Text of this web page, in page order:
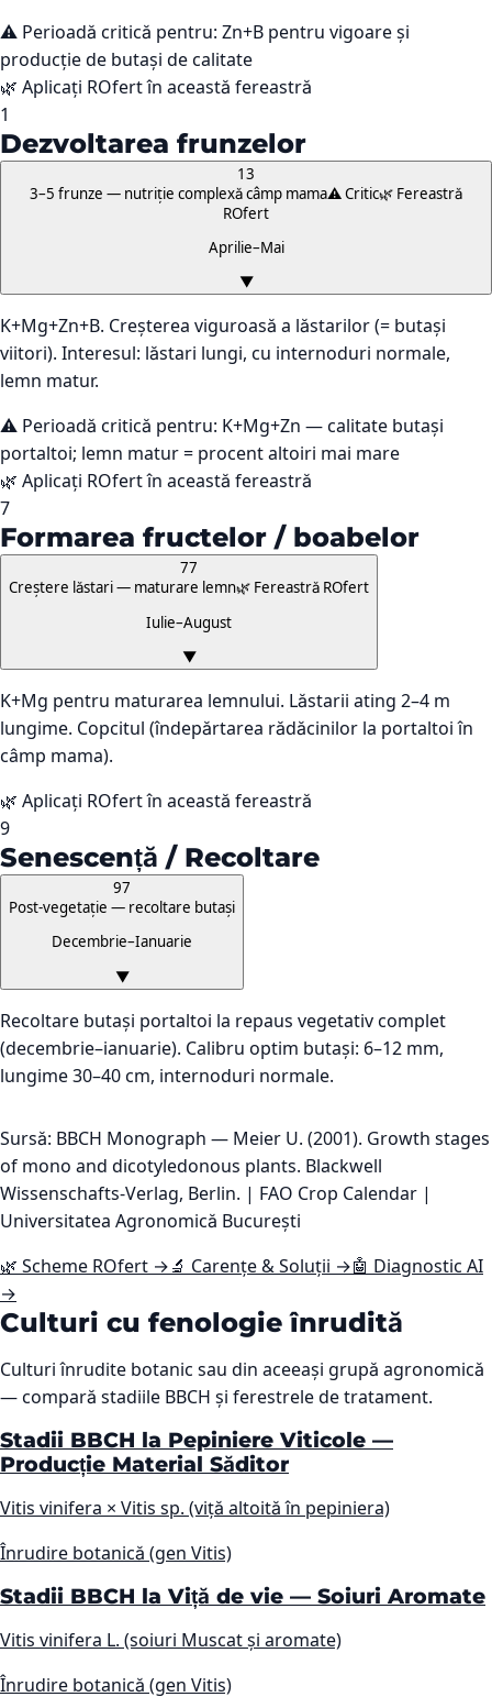
⚠️ Perioadă critică pentru: Zn+B pentru vigoare și
producție de butași de calitate
🌿 Aplicați ROfert în această fereastră
1
Dezvoltarea frunzelor
13
3–5 frunze — nutriție complexă câmp mama⚠️ Critic🌿 Fereastră
ROfert
Aprilie–Mai
▼
K+Mg+Zn+B. Creșterea viguroasă a lăstarilor (= butași
viitori). Interesul: lăstari lungi, cu internoduri normale,
lemn matur.
⚠️ Perioadă critică pentru: K+Mg+Zn — calitate butași
portaltoi; lemn matur = procent altoiri mai mare
🌿 Aplicați ROfert în această fereastră
7
Formarea fructelor / boabelor
77
Creștere lăstari — maturare lemn🌿 Fereastră ROfert
Iulie–August
▼
K+Mg pentru maturarea lemnului. Lăstarii ating 2–4 m
lungime. Copcitul (îndepărtarea rădăcinilor la portaltoi în
câmp mama).
🌿 Aplicați ROfert în această fereastră
9
Senescență / Recoltare
97
Post-vegetație — recoltare butași
Decembrie–Ianuarie
▼
Recoltare butași portaltoi la repaus vegetativ complet
(decembrie–ianuarie). Calibru optim butași: 6–12 mm,
lungime 30–40 cm, internoduri normale.
Sursă: BBCH Monograph — Meier U. (2001). Growth stages
of mono and dicotyledonous plants. Blackwell
Wissenschafts-Verlag, Berlin. | FAO Crop Calendar |
Universitatea Agronomică București
🌿 Scheme ROfert →🔬 Carențe & Soluții →🤖 Diagnostic AI
→
Culturi cu fenologie înrudită
Culturi înrudite botanic sau din aceeași grupă agronomică
— compară stadiile BBCH și ferestrele de tratament.
Stadii BBCH la Pepiniere Viticole —
Producție Material Săditor
Vitis vinifera × Vitis sp. (viță altoită în pepiniera)
Înrudire botanică (gen Vitis)
Stadii BBCH la Viță de vie — Soiuri Aromate
Vitis vinifera L. (soiuri Muscat și aromate)
Înrudire botanică (gen Vitis)